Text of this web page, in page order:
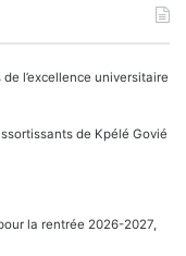
l’excellence universitaire
de Kpélé Govié
la rentrée 2026-2027,